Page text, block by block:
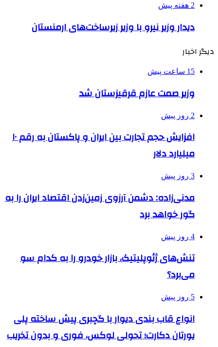
2 هفته پیش
دیدار وزیر نیرو با وزیر زیرساخت‌های ارمنستان
دیگر اخبار
15 ساعت پیش
وزیر صمت عازم قرقیزستان شد
2 روز پیش
افزایش حجم تجارت بین ایران و پاکستان به رقم ۱۰
میلیارد دلار
3 روز پیش
مدنی‌زاده: دشمن آرزوی زمین‌زدن اقتصاد ایران را به
گور خواهد برد
4 روز پیش
تنش‌های ژئوپلیتیک، بازار خودرو را به کدام سو
می‌برد؟
5 روز پیش
انواع قاب بندی دیوار با گچبری پیش ساخته پلی
یورتان دکارت؛ تحولی لوکس، فوری و بدون تخریب